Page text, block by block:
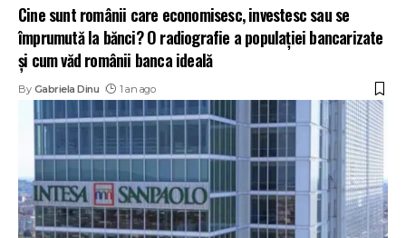
Cine sunt românii care economisesc, investesc sau se
împrumută la bănci? O radiografie a populației bancarizate
și cum văd românii banca ideală
By Gabriela Dinu 1 an ago